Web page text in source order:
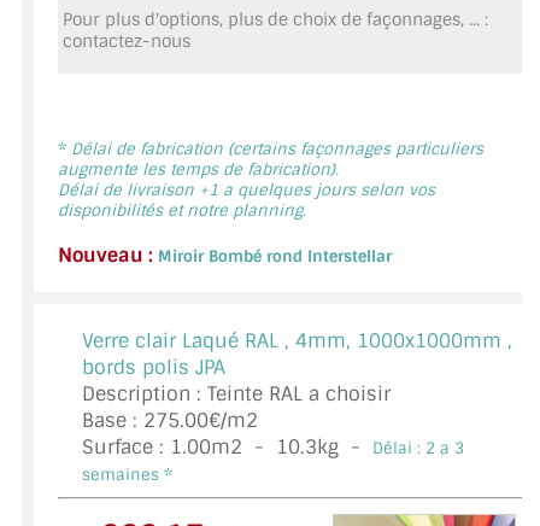
MIROIR DE SALLE DE BAIN
MIROIR POUR SALLE DE DANSE
MIROIR ENCADRÉ
VERRE SUR MESURE
VERRE EXTRACLAIR
VERRE TREMPÉ (SÉCURIT)
Pour plus d'options, plus de choix de façonnages, ... :
contactez-nous
* Délai de fabrication (certains façonnages particuliers
augmente les temps de fabrication).
Délai de livraison +1 a quelques jours selon vos
disponibilités et notre planning.
Nouveau : Miroir Bombé rond Interstellar
Verre clair Laqué RAL , 4mm, 1000x1000mm ,
bords polis JPA
Description : Teinte RAL a choisir
Base : 275.00€/m2
Surface : 1.00m2 - 10.3kg -
Délai : 2 a 3
semaines *